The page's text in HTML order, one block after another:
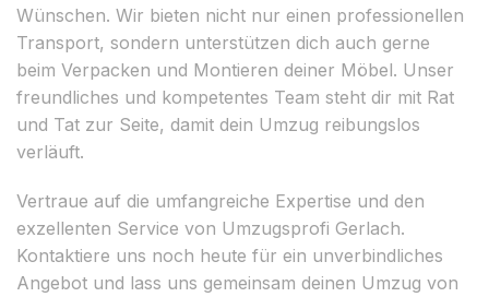
Wünschen. Wir bieten nicht nur einen professionellen
Transport, sondern unterstützen dich auch gerne
beim Verpacken und Montieren deiner Möbel. Unser
freundliches und kompetentes Team steht dir mit Rat
und Tat zur Seite, damit dein Umzug reibungslos
verläuft.
Vertraue auf die umfangreiche Expertise und den
exzellenten Service von Umzugsprofi Gerlach.
Kontaktiere uns noch heute für ein unverbindliches
Angebot und lass uns gemeinsam deinen Umzug von